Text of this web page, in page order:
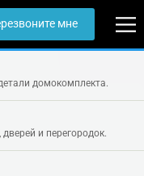
мне
домокомплекта.
и перегородок.